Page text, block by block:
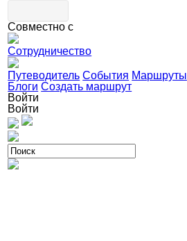
Совместно с
Сотрудничество
Путеводитель События Маршруты
Блоги Создать маршрут
Войти
Войти